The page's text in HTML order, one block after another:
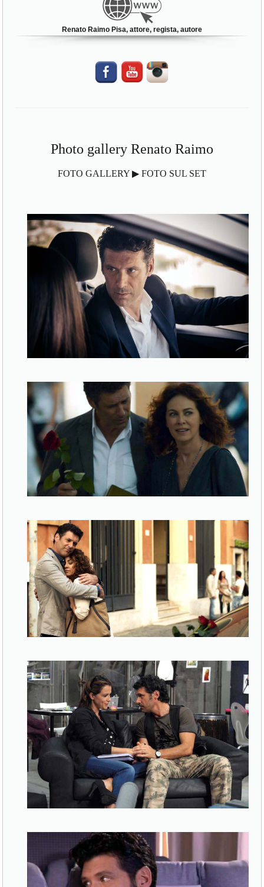
Renato Raimo Pisa, attore, regista, autore
Photo gallery Renato Raimo
FOTO GALLERY ▶ FOTO SUL SET